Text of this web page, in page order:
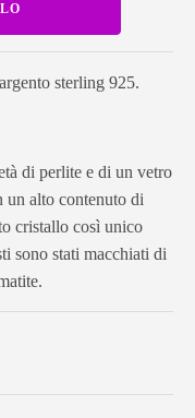
sterling 925.
di perlite e di un vetro
un alto contenuto di
cristallo così unico
sono stati macchiati di